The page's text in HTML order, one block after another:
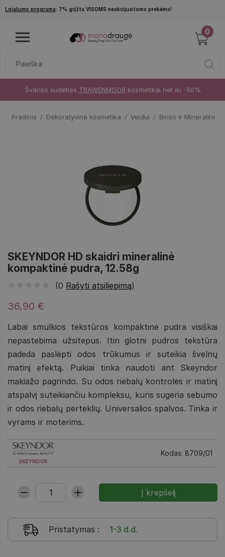
Pereiti į pagrindinį turinį
Lojalumo programa: 7% grįžta VISOMS neakcijuotoms prekėms!
0
Švarios sudėties TRAWENMOOR kosmetikai net iki -50%
Pradinis Dekoratyvinė kosmetika Veidui Birios ir Mineralinės
SKEYNDOR HD skaidri mineralinė
kompaktinė pudra, 12.58g
(0 Rašyti atsiliepimą)
36,90 €
Labai smulkios tekstūros kompaktinė pudra visiškai
nepastebima užsitepus. Itin glotni pudros tekstūra
padeda paslėpti odos trūkumus ir suteikia švelnų
matinį efektą. Puikiai tinka naudoti ant Skeyndor
makiažo pagrindo. Su odos riebalų kontrolės ir matinį
atspalvį suteikiančiu kompleksu, kuris sugeria sebumo
ir odos riebalų perteklių. Universalios spalvos. Tinka ir
vyrams ir moterims.
SKEYNDOR
Kodas: 8709/01
Pristatymas : 1-3 d.d.